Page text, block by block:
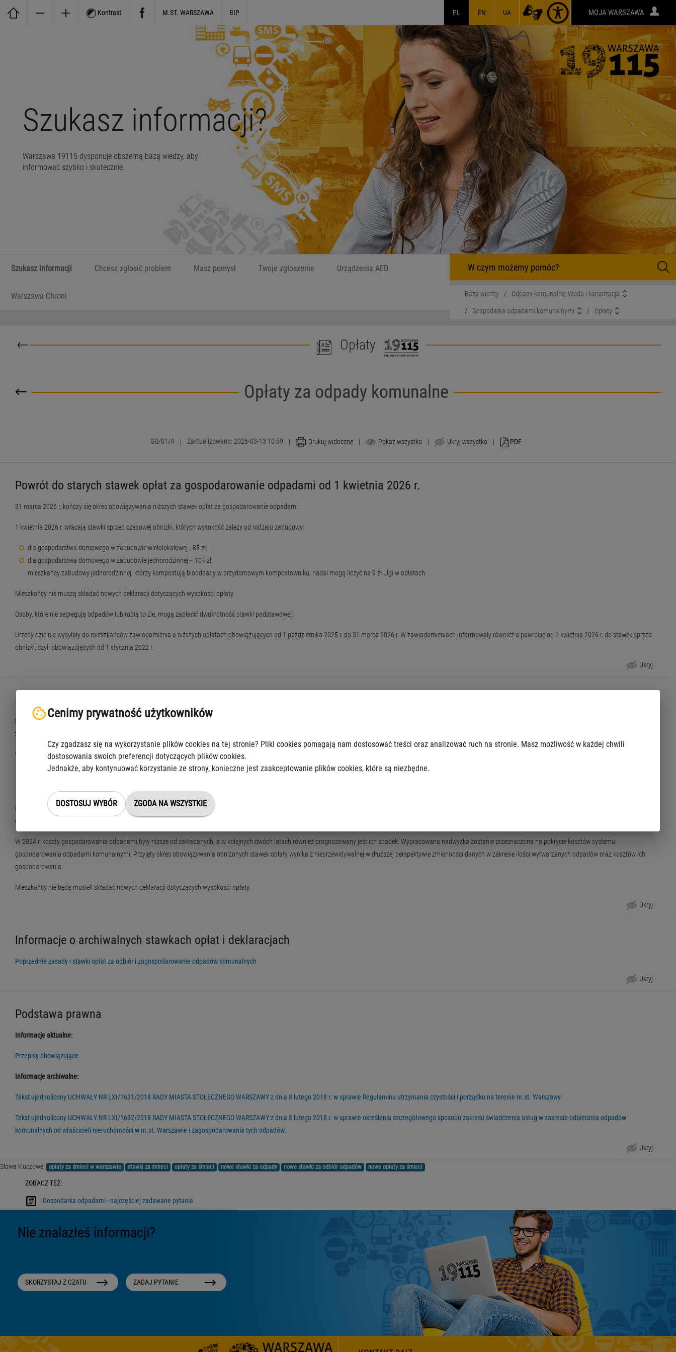
Kontrast M.ST. WARSZAWA BIP PL EN UA MOJA WARSZAWA
Szukasz informacji?
Warszawa 19115 dysponuje obszerną bazą wiedzy, aby
informować szybko i skutecznie.
Szukasz informacji Chcesz zgłosić problem Masz pomysł Twoje zgłoszenie Urządzenia AED
Warszawa Chroni Baza wiedzy / Odpady komunalne; Woda i kanalizacja
/ Gospodarka odpadami komunalnymi / Opłaty
Opłaty
Opłaty za odpady komunalne
GO/01/A | Zaktualizowano: 2026-03-13 10:59 | Drukuj widoczne | Pokaż wszystko | Ukryj wszystko | PDF
Powrót do starych stawek opłat za gospodarowanie odpadami od 1 kwietnia 2026 r.
Ukryj
31 marca 2026 r. kończy się okres obowiązywania niższych stawek opłat za gospodarowanie odpadami.
1 kwietnia 2026 r. wracają stawki sprzed czasowej obniżki, których wysokość zależy od rodzaju zabudowy:
dla gospodarstwa domowego w zabudowie wielolokalowej - 85 zł;
dla gospodarstwa domowego w zabudowie jednorodzinnej - 107 zł;
mieszkańcy zabudowy jednorodzinnej, którzy kompostują bioodpady w przydomowym kompostowniku, nadal mogą liczyć na 9 zł ulgi w opłatach.
Mieszkańcy nie muszą składać nowych deklaracji dotyczących wysokości opłaty.
Osoby, które nie segregują odpadów lub robią to źle, mogą zapłacić dwukrotność stawki podstawowej.
Urzędy dzielnic wysyłały do mieszkańców zawiadomienia o niższych opłatach obowiązujących od 1 października 2025 r. do 31 marca 2026 r. W zawiadomieniach informowały również o powrocie od 1 kwietnia 2026 r. do stawek sprzed
obniżki, czyli obowiązujących od 1 stycznia 2022 r.
Niższe opłaty za odpady w Warszawie do 31 marca 2026 r.
Ukryj
Mieszkańcy Warszawy nadal będą płacić mniej za gospodarowanie odpadami. Rada m.st. Warszawy zdecydowała o przedłużeniu obowiązywania obniżonych opłat za odpady. Niższe stawki, które obowiązują już od 1 października
2024 r., zostaną utrzymane do 31 marca 2026 r.
Wysokość opłat niezmiennie będzie zależna od rodzaju zabudowy:
opłata od gospodarstwa domowego w zabudowie jednorodzinnej wynosi 91 zł;
Mieszkańcy zabudowy jednorodzinnej, którzy kompostują bioodpady w przydomowym kompostowniku, cały czas mogą liczyć na 9 zł ulgi w opłatach. Natomiast dla osób, które – wbrew wymogowi prawnemu – nie będą segregować
odpadów lub będą to robić nieprawidłowo, opłaty za wywóz odpadów są dwukrotnie wyższe.
W 2024 r. koszty gospodarowania odpadami były niższe od zakładanych, a w kolejnych dwóch latach również prognozowany jest ich spadek. Wypracowana nadwyżka zostanie przeznaczona na pokrycie kosztów systemu
gospodarowania odpadami komunalnymi. Przyjęty okres obowiązywania obniżonych stawek opłaty wynika z nieprzewidywalnej w dłuższej perspektywie zmienności danych w zakresie ilości wytwarzanych odpadów oraz kosztów ich
gospodarowania.
Mieszkańcy nie będą musieli składać nowych deklaracji dotyczących wysokości opłaty.
Informacje o archiwalnych stawkach opłat i deklaracjach
Ukryj
Poprzednie zasady i stawki opłat za odbiór i zagospodarowanie odpadów komunalnych
Podstawa prawna
Ukryj
Informacje aktualne:
Przepisy obowiązujące
Informacje archiwalne:
Tekst ujednolicony UCHWAŁY NR LXI/1631/2018 RADY MIASTA STOŁECZNEGO WARSZAWY z dnia 8 lutego 2018 r. w sprawie Regulaminu utrzymania czystości i porządku na terenie m.st. Warszawy.
Tekst ujednolicony UCHWAŁY NR LXI/1632/2018 RADY MIASTA STOŁECZNEGO WARSZAWY z dnia 8 lutego 2018 r. w sprawie określenia szczegółowego sposobu zakresu świadczenia usług w zakresie odbierania odpadów
komunalnych od właścicieli nieruchomości w m.st. Warszawie i zagospodarowania tych odpadów.
Słowa kluczowe: opłaty za śmieci w warszawie stawki za śmieci opłaty za śmieci nowe stawki za odpady nowe stawki za odbiór odpadów nowe opłaty za śmieci
ZOBACZ TEŻ:
Gospodarka odpadami - najczęściej zadawane pytania
Nie znalazłeś informacji?
SKORZYSTAJ Z CZATU ZADAJ PYTANIE
Cenimy prywatność użytkowników
Czy zgadzasz się na wykorzystanie plików cookies na tej stronie? Pliki cookies pomagają nam dostosować treści oraz analizować ruch na stronie. Masz możliwość w każdej chwili
dostosowania swoich preferencji dotyczących plików cookies.
Jednakże, aby kontynuować korzystanie ze strony, konieczne jest zaakceptowanie plików cookies, które są niezbędne.
DOSTOSUJ WYBÓR ZGODA NA WSZYSTKIE